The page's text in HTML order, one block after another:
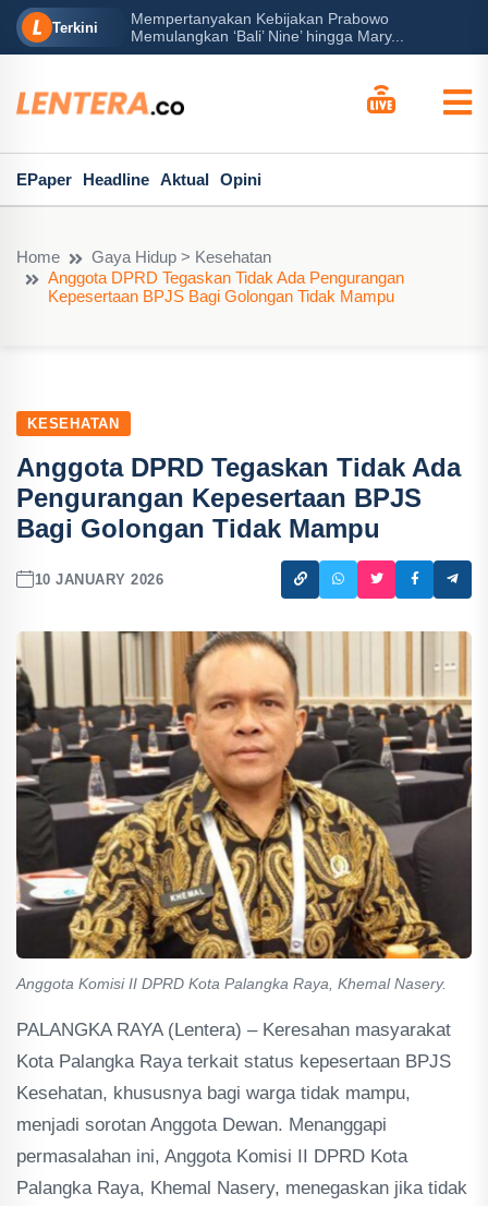
Terkini
Mempertanyakan Kebijakan Prabowo
Memulangkan ‘Bali’ Nine’ hingga Mary...
EPaper Headline Aktual Opini
Home
Gaya Hidup > Kesehatan
Anggota DPRD Tegaskan Tidak Ada Pengurangan
Kepesertaan BPJS Bagi Golongan Tidak Mampu
KESEHATAN
Anggota DPRD Tegaskan Tidak Ada
Pengurangan Kepesertaan BPJS
Bagi Golongan Tidak Mampu
10 JANUARY 2026
Anggota Komisi II DPRD Kota Palangka Raya, Khemal Nasery.
PALANGKA RAYA (Lentera) – Keresahan masyarakat
Kota Palangka Raya terkait status kepesertaan BPJS
Kesehatan, khususnya bagi warga tidak mampu,
menjadi sorotan Anggota Dewan. Menanggapi
permasalahan ini, Anggota Komisi II DPRD Kota
Palangka Raya, Khemal Nasery, menegaskan jika tidak